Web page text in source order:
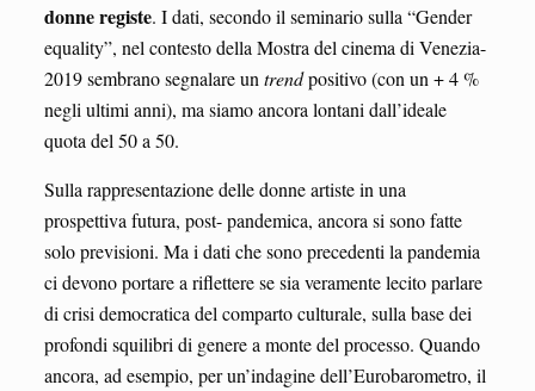
donne registe. I dati, secondo il seminario sulla “Gender
equality”, nel contesto della Mostra del cinema di Venezia-
2019 sembrano segnalare un trendpositivo (con un + 4 %
negli ultimi anni), ma siamo ancora lontani dall’ideale
quota del 50 a 50.
Sulla rappresentazione delle donne artiste in una
prospettiva futura, post- pandemica, ancora si sono fatte
solo previsioni. Ma i dati che sono precedenti la pandemia
ci devono portare a riflettere se sia veramente lecito parlare
di crisi democratica del comparto culturale, sulla base dei
profondi squilibri di genere a monte del processo. Quando
ancora, ad esempio, per un’indagine dell’Eurobarometro, il